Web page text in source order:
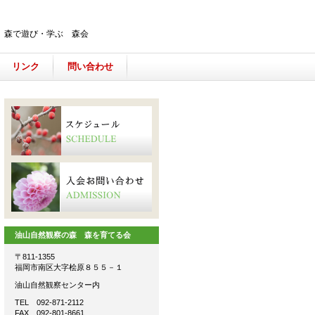
森で遊び・学ぶ 森会
リンク 問い合わせ
油山自然観察の森 森を育てる会
〒811-1355
福岡市南区大字桧原８５５－１
油山自然観察センター内
TEL 092-871-2112
FAX 092-801-8661